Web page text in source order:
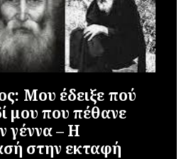
Μου έδειξε πού
μου που πέθανε
γέννα – Η
στην εκταφή